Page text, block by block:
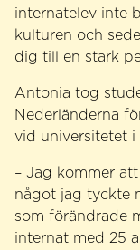
internatelev inte
kulturen och
dig till en stark
Antonia tog
Nederländerna
vid universitetet i
– Jag kommer
något jag tyckte
som förändrade
internat med 25